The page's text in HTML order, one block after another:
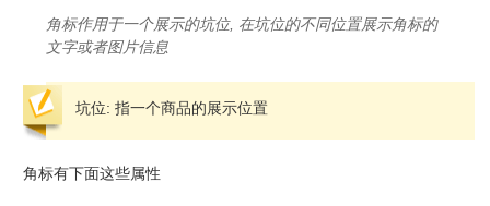
角标作用于一个展示的坑位, 在坑位的不同位置展示角标的
文字或者图片信息
坑位: 指一个商品的展示位置
角标有下面这些属性